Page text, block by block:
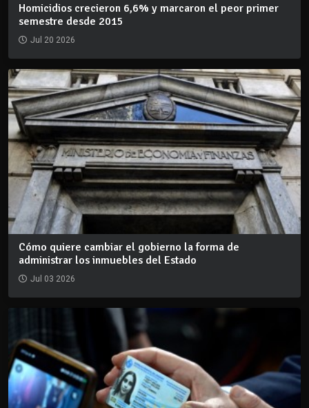
Homicidios crecieron 6,6% y marcaron el peor primer
semestre desde 2015
Jul 20 2026
Cómo quiere cambiar el gobierno la forma de
administrar los inmuebles del Estado
Jul 03 2026